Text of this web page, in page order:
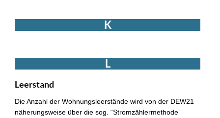
K
L
Leerstand
Die Anzahl der Wohnungsleerstände wird von der DEW21
näherungsweise über die sog. “Stromzählermethode”